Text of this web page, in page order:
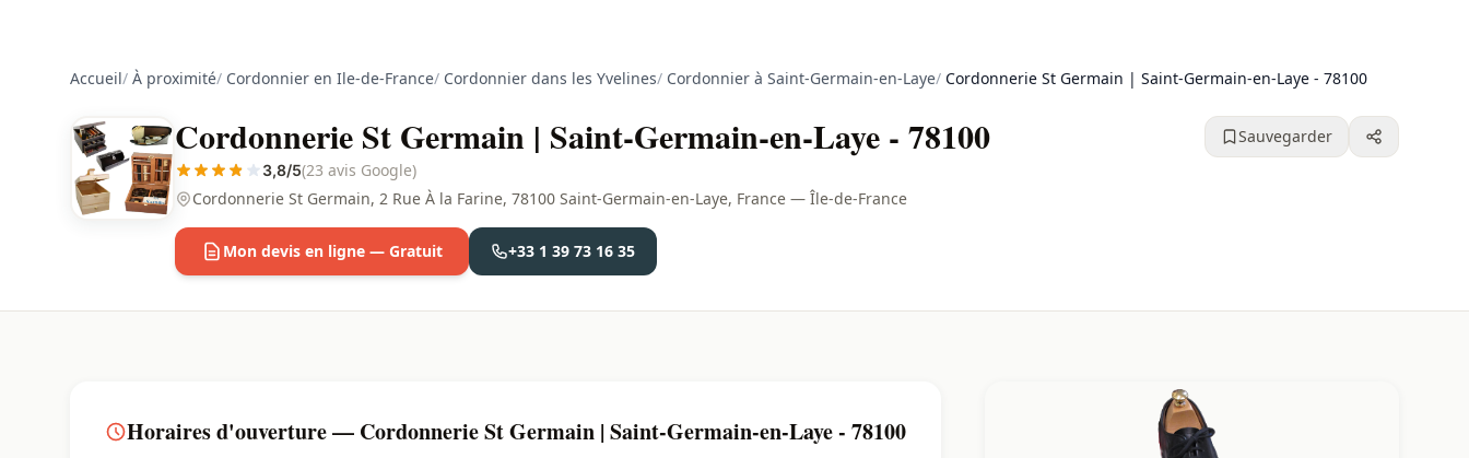
Accueil/ À proximité/ Cordonnier en Ile-de-France/ Cordonnier dans les Yvelines/ Cordonnier à Saint-Germain-en-Laye/ Cordonnerie St Germain | Saint-Germain-en-Laye - 78100
Cordonnerie St Germain | Saint-Germain-en-Laye - 78100
3,8/5(23 avis Google)
Cordonnerie St Germain, 2 Rue À la Farine, 78100 Saint-Germain-en-Laye, France — Île-de-France
Sauvegarder
Mon devis en ligne — Gratuit +33 1 39 73 16 35
Horaires d'ouverture — Cordonnerie St Germain | Saint-Germain-en-Laye - 78100